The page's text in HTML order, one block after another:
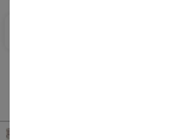
この商品を見た人は、